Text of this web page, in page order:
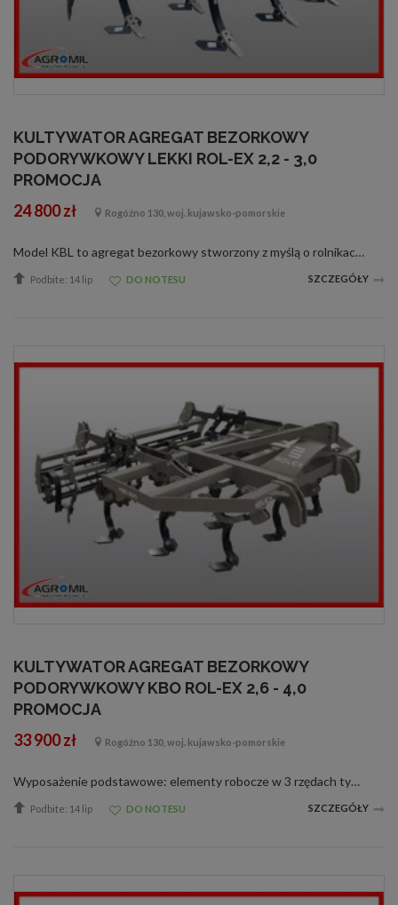
KULTYWATOR AGREGAT BEZORKOWY
PODORYWKOWY LEKKI ROL-EX 2,2 - 3,0
PROMOCJA
24 800 zł Rogóźno 130, woj. kujawsko-pomorskie
Model KBL to agregat bezorkowy stworzony z myślą o rolnikach, którzy zależy na szybkim i efektywnym pokryciu pola. Idealnie sprawdza się zarówno na ściernisku, jak i w uprawach poplonu, przy głębokości roboczej do 30 cm. Solidna rama o profil...
Podbite: 14 lip DO NOTESU SZCZEGÓŁY
KULTYWATOR AGREGAT BEZORKOWY
PODORYWKOWY KBO ROL-EX 2,6 - 4,0
PROMOCJA
33 900 zł Rogóźno 130, woj. kujawsko-pomorskie
Wyposażenie podstawowe: elementy robocze w 3 rzędach typu Horsch lub Delta Flex rząd talerzy zagarniających śr.510 mm z piastą bezobsługową wał rurowy lub strunowy śr.500mm do wyboru łożyska bezobsługowe hydrauliczna regulacja głębokośc...
Podbite: 14 lip DO NOTESU SZCZEGÓŁY